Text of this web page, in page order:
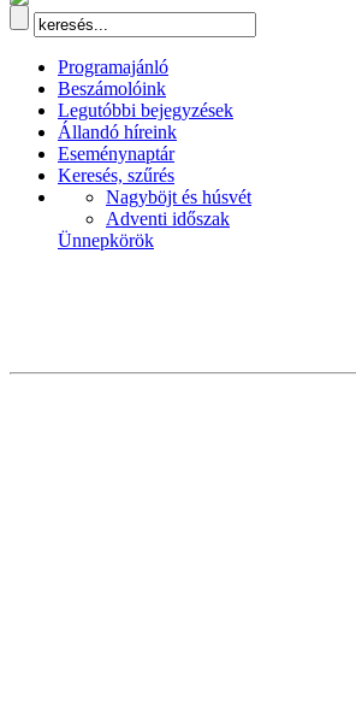
Programajánló
Beszámolóink
Legutóbbi bejegyzések
Állandó híreink
Eseménynaptár
Keresés, szűrés
Nagyböjt és húsvét
Adventi időszak
Ünnepkörök